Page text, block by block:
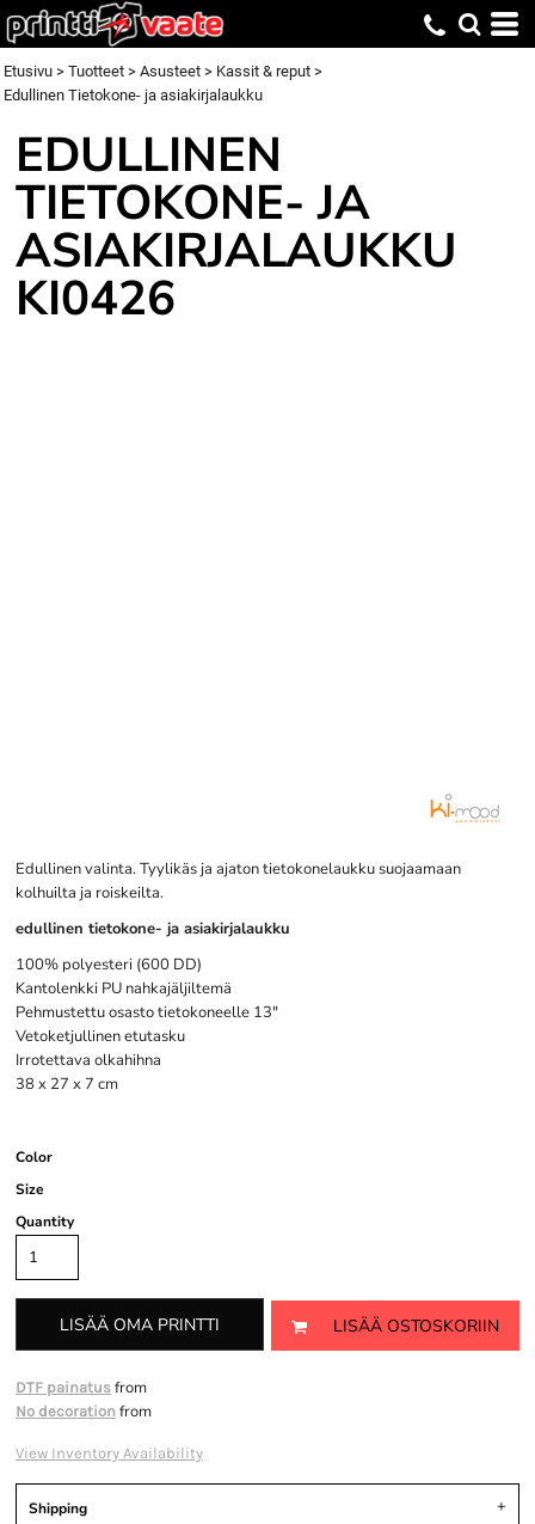
Etusivu > Tuotteet > Asusteet > Kassit & reput >
Edullinen Tietokone- ja asiakirjalaukku
EDULLINEN
TIETOKONE- JA
ASIAKIRJALAUKKU
KI0426
Edullinen valinta. Tyylikäs ja ajaton tietokonelaukku suojaamaan
kolhuilta ja roiskeilta.
edullinen tietokone- ja asiakirjalaukku
100% polyesteri (600 DD)
Kantolenkki PU nahkajäljiltemä
Pehmustettu osasto tietokoneelle 13"
Vetoketjullinen etutasku
Irrotettava olkahihna
38 x 27 x 7 cm
Color
Size
Quantity
LISÄÄ OMA PRINTTI LISÄÄ OSTOSKORIIN
DTF painatus from
No decoration from
View Inventory Availability
Shipping